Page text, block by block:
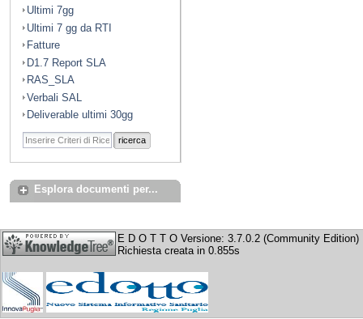
Ultimi 7gg
Ultimi 7 gg da RTI
Fatture
D1.7 Report SLA
RAS_SLA
Verbali SAL
Deliverable ultimi 30gg
ricerca
Esplora documenti per...
E D O T T O Versione: 3.7.0.2 (Community Edition)
Richiesta creata in 0.855s